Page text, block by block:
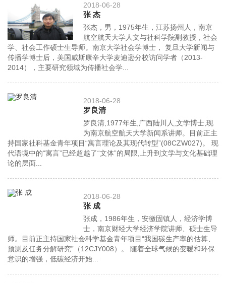
2018-06-28
张 杰
张杰，男，1975年生，江苏扬州人，南京
航空航天大学人文与社科学院副教授，社会
学、社会工作硕士生导师。南京大学社会学博士， 复旦大学新闻与
传播学博士后，美国威斯康辛大学麦迪逊分校访问学者（2013-
2014），主要研究领域为传播社会学...
2018-06-28
罗良清
罗良清,1977年生,广西陆川人,文学博士,现
为南京航空航天大学新闻系讲师。目前正主
持国家社科基金青年项目“寓言理论及其现代转型”(08CZW027)。 现
代语境中的“寓言”已经超越了“文体”的局限,上升到文学与文化基础理
论的层面...
2018-06-28
张 成
张成，1986年生，安徽固镇人，经济学博
士，南京财经大学经济学院讲师、硕士生导
师。目前正主持国家社会科学基金青年项目“我国碳生产率的估算、
预测及任务分解研究”（12CJY008）。 随着全球气候的变暖和环保
意识的增强，低碳经济开始...